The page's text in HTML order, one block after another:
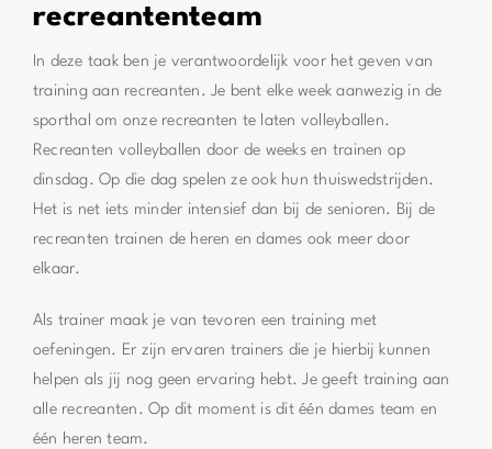
recreantenteam
In deze taak ben je verantwoordelijk voor het geven van
training aan recreanten. Je bent elke week aanwezig in de
sporthal om onze recreanten te laten volleyballen.
Recreanten volleyballen door de weeks en trainen op
dinsdag. Op die dag spelen ze ook hun thuiswedstrijden.
Het is net iets minder intensief dan bij de senioren. Bij de
recreanten trainen de heren en dames ook meer door
elkaar.
Als trainer maak je van tevoren een training met
oefeningen. Er zijn ervaren trainers die je hierbij kunnen
helpen als jij nog geen ervaring hebt. Je geeft training aan
alle recreanten. Op dit moment is dit één dames team en
één heren team.